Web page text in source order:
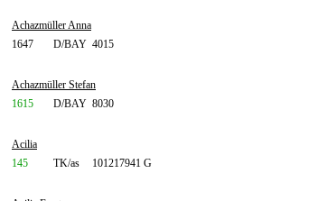
Achazmüller Anna
1647
D/BAY 4015
Achazmüller Stefan
1615
D/BAY 8030
Acilia
145
TK/as 101217941 G